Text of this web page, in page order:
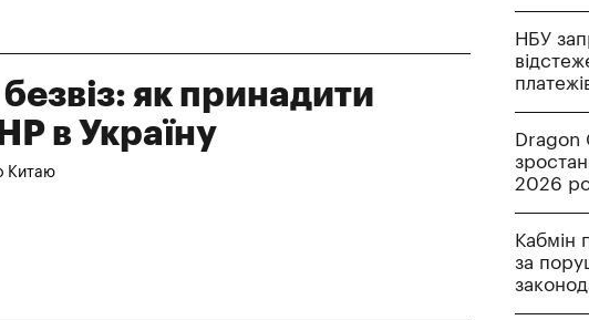
як принадити
в Україну
Китаю
НБУ
Dragon
2026
Кабмін
за